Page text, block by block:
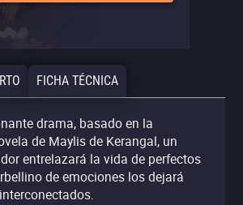
FICHA TÉCNICA
drama, basado en la
de Maylis de Kerangal, un
entrelazará la vida de perfectos
de emociones los dejará